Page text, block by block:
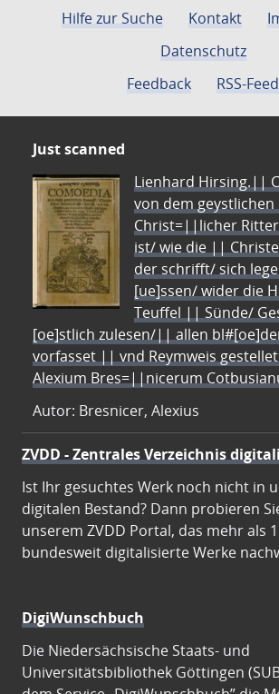
Hilfe zur Suche Kontakt
Datenschutz
Feedback
RSS-Feed
Just scanned
Lienhard Hirsing.||
von dem
Christ=||licher
ist/ wie die ||
der schrifft/ sich
[ue]ssen/ wider die
Teuffel || Sünde/
[oe]stlich zulesen/|| allen
vorfasset || vnd Reymweis
Alexium Bres=||nicerum
Autor: Bresnicer, Alexius
ZVDD - Zentrales Verzeichnis
Ist Ihr gesuchtes Werk noch nicht in
digitalen Bestand? Dann probieren
unserem ZVDD Portal, das mehr als
bundesweit digitalisierte Werke
DigiWunschbuch
Die Niedersächsische Staats- und
Universitätsbibliothek Göttingen